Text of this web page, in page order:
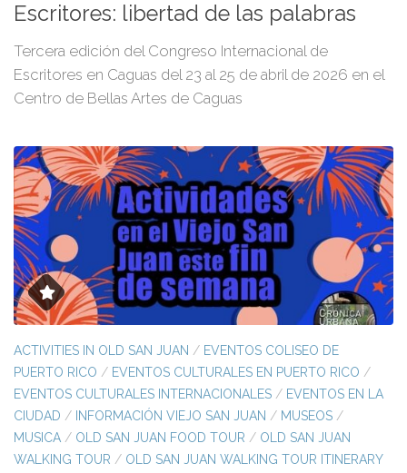
Escritores: libertad de las palabras
Tercera edición del Congreso Internacional de
Escritores en Caguas del 23 al 25 de abril de 2026 en el
Centro de Bellas Artes de Caguas
ACTIVITIES IN OLD SAN JUAN / EVENTOS COLISEO DE
PUERTO RICO / EVENTOS CULTURALES EN PUERTO RICO /
EVENTOS CULTURALES INTERNACIONALES / EVENTOS EN LA
CIUDAD / INFORMACIÓN VIEJO SAN JUAN / MUSEOS /
MUSICA / OLD SAN JUAN FOOD TOUR / OLD SAN JUAN
WALKING TOUR / OLD SAN JUAN WALKING TOUR ITINERARY